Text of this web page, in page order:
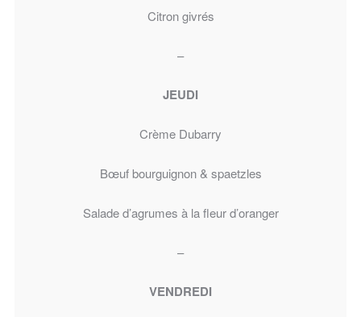
Citron givrés
–
JEUDI
Crème Dubarry
Bœuf bourguignon & spaetzles
Salade d’agrumes à la fleur d’oranger
–
VENDREDI